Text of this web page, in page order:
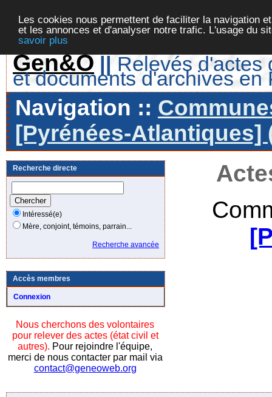
Les cookies nous permettent de faciliter la navigation
et les annonces et d'analyser notre trafic. L'usage du
savoir plus
Gen&O || Relevés d'actes
et documents d'archives en
Navigation ::
[Pyrénées-Atlantiques]
Recherche directe
Intéressé(e)
Mère, conjoint, témoins, parrain...
Recherche avancée
Accès membres
Connexion
Nous cherchons des volontaires
pour relever des actes (état civil et
autres). Pour rejoindre l'équipe,
merci de nous contacter par mail via
contact@geneoweb.org